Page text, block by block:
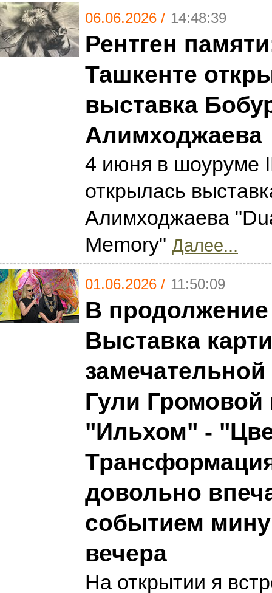
06.06.2026 / 14:48:39
Рентген
Ташкенте
выставка
Алимходжаева
4 июня в шоуруме
открылась
Алимходжаева
Memory" Далее...
01.06.2026 / 11:50:09
В
Выставка
Гули Громовой
"Ильхом" -
довольно
событием
вечера
На открытии я